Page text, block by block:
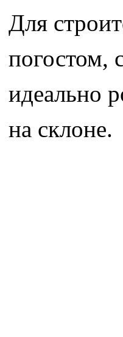
Для
погостом,
идеально
на склоне.